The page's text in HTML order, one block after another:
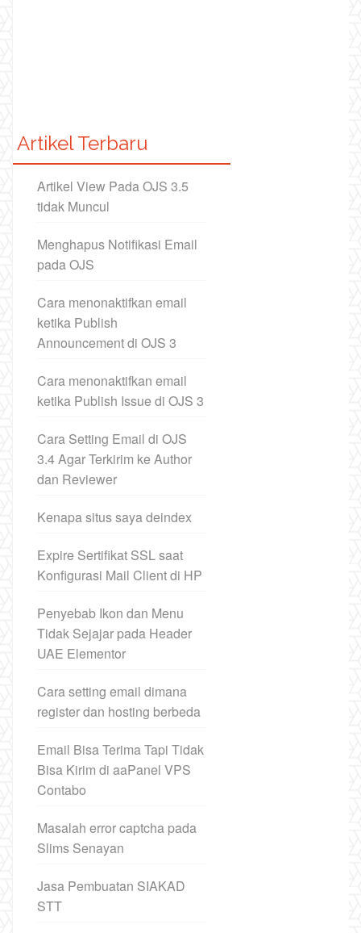
Artikel Terbaru
Artikel View Pada OJS 3.5
tidak Muncul
Menghapus Notifikasi Email
pada OJS
Cara menonaktifkan email
ketika Publish
Announcement di OJS 3
Cara menonaktifkan email
ketika Publish Issue di OJS 3
Cara Setting Email di OJS
3.4 Agar Terkirim ke Author
dan Reviewer
Kenapa situs saya deindex
Expire Sertifikat SSL saat
Konfigurasi Mail Client di HP
Penyebab Ikon dan Menu
Tidak Sejajar pada Header
UAE Elementor
Cara setting email dimana
register dan hosting berbeda
Email Bisa Terima Tapi Tidak
Bisa Kirim di aaPanel VPS
Contabo
Masalah error captcha pada
Slims Senayan
Jasa Pembuatan SIAKAD
STT